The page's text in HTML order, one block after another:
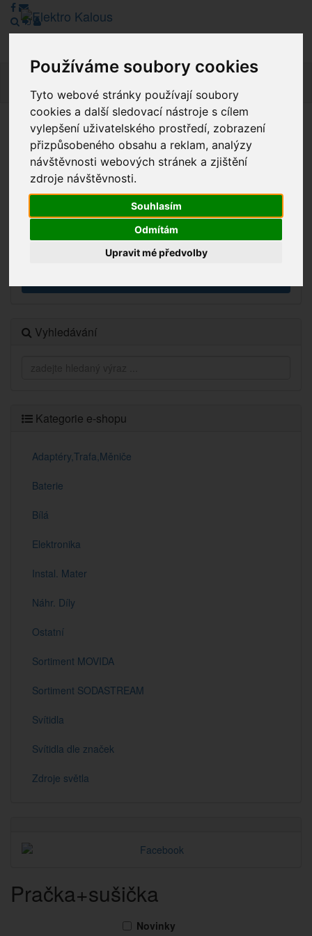
Používáme soubory cookies
Tyto webové stránky používají soubory
cookies a další sledovací nástroje s cílem
vylepšení uživatelského prostředí, zobrazení
přizpůsobeného obsahu a reklam, analýzy
návštěvnosti webových stránek a zjištění
zdroje návštěvnosti.
Souhlasím
Odmítám
Upravit mé předvolby
Vážení zákazníci, v tuto chvíli je Náš internetový obchod v
režimu Katalogu. Objednávky on-line nyní nelze vyřídit.
Děkujeme za pochopení.
Výprodej
Vyhledávání
Kategorie e-shopu
Adaptéry,Trafa,Měniče
Baterie
Bílá
Elektronika
Instal. Mater
Náhr. Díly
Ostatní
Sortiment MOVIDA
Sortiment SODASTREAM
Svítidla
Svítidla dle značek
Zdroje světla
Pračka+sušička
Novinky